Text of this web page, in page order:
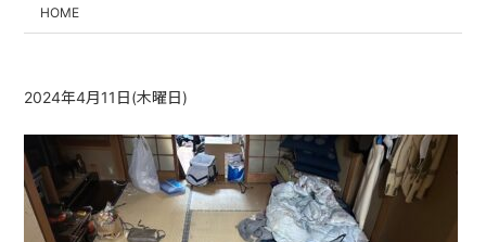
HOME
2024年4月11日(木曜日)